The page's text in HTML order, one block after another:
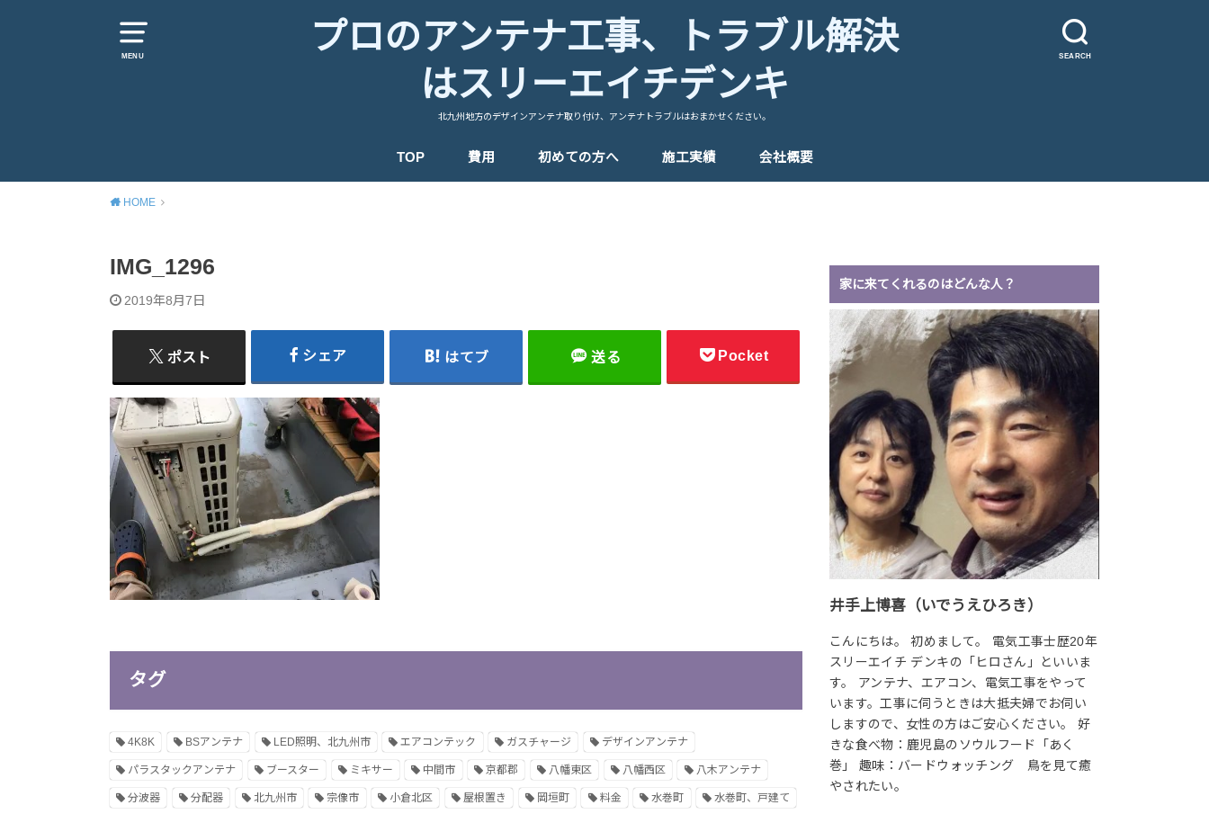
MENU SEARCH
プロのアンテナ工事、トラブル解決
はスリーエイチデンキ
北九州地方のデザインアンテナ取り付け、アンテナトラブルはおまかせください。
TOP 費用 初めての方へ 施工実績 会社概要
HOME
IMG_1296
2019年8月7日
ポスト シェア はてブ 送る Pocket
タグ
4K8K BSアンテナ LED照明、北九州市 エアコンテック ガスチャージ デザインアンテナ
パラスタックアンテナ ブースター ミキサー 中間市 京都郡 八幡東区 八幡西区 八木アンテナ
分波器 分配器 北九州市 宗像市 小倉北区 屋根置き 岡垣町 料金 水巻町 水巻町、戸建て
家に来てくれるのはどんな人？
井手上博喜（いでうえひろき）
こんにちは。 初めまして。 電気工事士歴20年
スリーエイチ デンキの「ヒロさん」といいま
す。 アンテナ、エアコン、電気工事をやって
います。工事に伺うときは大抵夫婦でお伺い
しますので、女性の方はご安心ください。 好
きな食べ物：鹿児島のソウルフード「あく
巻」 趣味：バードウォッチング 鳥を見て癒
やされたい。